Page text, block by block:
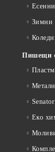
Есенни
Зимни
Пишещи
Senator
Еко